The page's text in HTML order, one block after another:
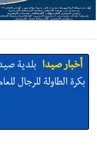
أخبار صيدا بلدية
بكرة الطاولة للرجال